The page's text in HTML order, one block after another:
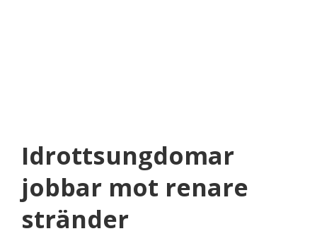
Idrottsungdomar
jobbar mot renare
stränder